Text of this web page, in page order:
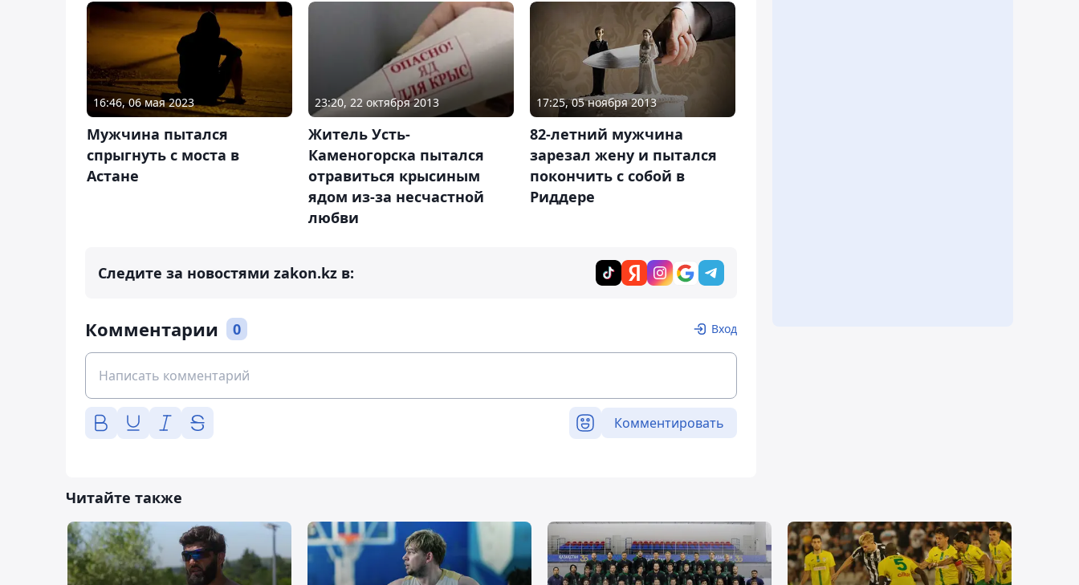
16:46, 06 мая 2023
Мужчина пытался
спрыгнуть с моста в
Астане
23:20, 22 октября 2013
Житель Усть-
Каменогорска пытался
отравиться крысиным
ядом из-за несчастной
любви
17:25, 05 ноября 2013
82-летний мужчина
зарезал жену и пытался
покончить с собой в
Риддере
Следите за новостями zakon.kz в:
Комментарии 0 Вход
Комментировать
Читайте также